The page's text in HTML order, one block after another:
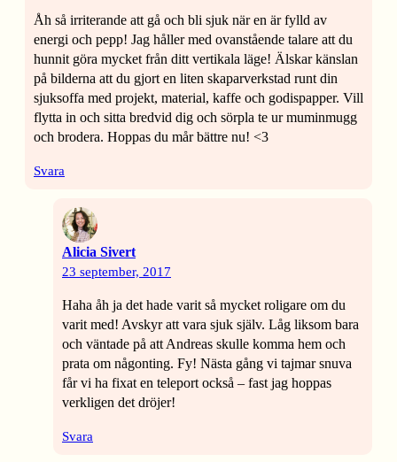
Åh så irriterande att gå och bli sjuk när en är fylld av
energi och pepp! Jag håller med ovanstående talare att du
hunnit göra mycket från ditt vertikala läge! Älskar känslan
på bilderna att du gjort en liten skaparverkstad runt din
sjuksoffa med projekt, material, kaffe och godispapper. Vill
flytta in och sitta bredvid dig och sörpla te ur muminmugg
och brodera. Hoppas du mår bättre nu! <3
Svara
Alicia Sivert
23 september, 2017
Haha åh ja det hade varit så mycket roligare om du
varit med! Avskyr att vara sjuk själv. Låg liksom bara
och väntade på att Andreas skulle komma hem och
prata om någonting. Fy! Nästa gång vi tajmar snuva
får vi ha fixat en teleport också – fast jag hoppas
verkligen det dröjer!
Svara